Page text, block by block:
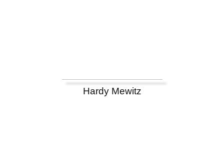
Hardy Mewitz